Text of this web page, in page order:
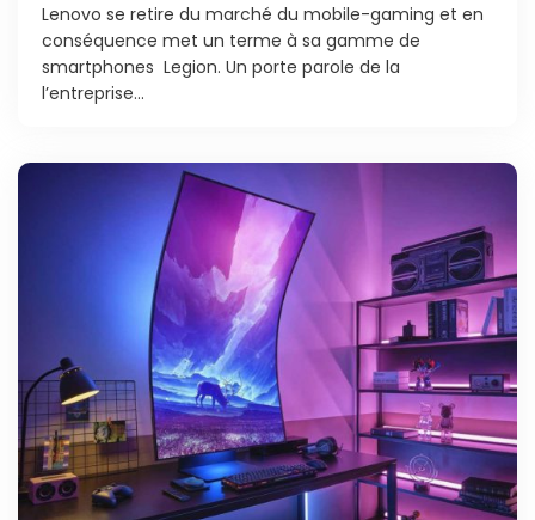
Lenovo se retire du marché du mobile-gaming et en
conséquence met un terme à sa gamme de
smartphones Legion. Un porte parole de la
l’entreprise...